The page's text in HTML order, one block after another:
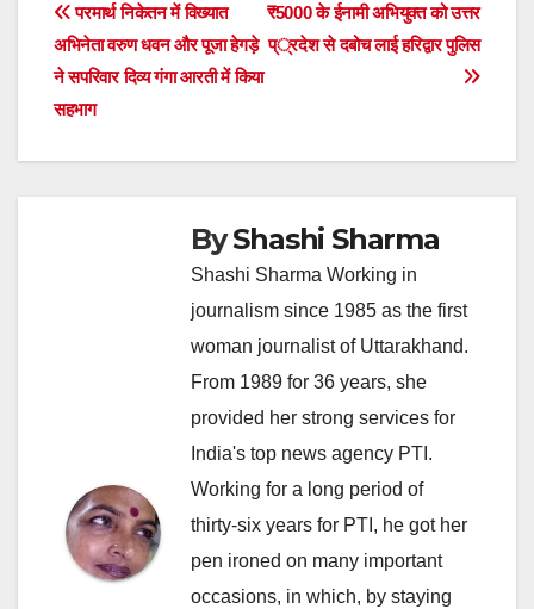
Post
navigation
₹5000 के ईनामी अभियुक्त को उत्तर
प्रदेश से दबोच लाई हरिद्वार पुलिस
परमार्थ निकेतन में विख्यात
अभिनेता वरुण धवन और पूजा हेगड़े
ने सपरिवार दिव्य गंगा आरती में किया
सहभाग
ByShashi Sharma
Shashi Sharma Working in
journalism since 1985 as the first
woman journalist of Uttarakhand.
From 1989 for 36 years, she
provided her strong services for
India's top news agency PTI.
Working for a long period of
thirty-six years for PTI, he got her
pen ironed on many important
occasions, in which, by staying